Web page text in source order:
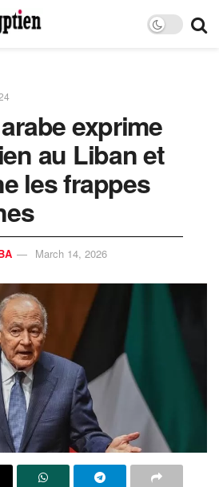
exprime
au Liban et
les frappes
March 14, 2026